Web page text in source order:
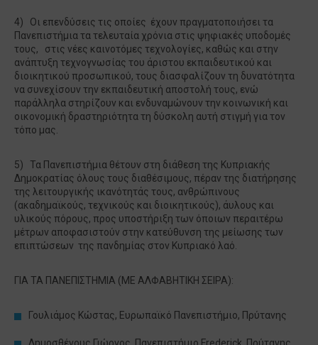
4) Οι επενδύσεις τις οποίες έχουν πραγματοποιήσει τα
Πανεπιστήμια τα τελευταία χρόνια στις ψηφιακές υποδομές
τους, στις νέες καινοτόμες τεχνολογίες, καθώς και στην
ανάπτυξη τεχνογνωσίας του άριστου εκπαιδευτικού και
διοικητικού προσωπικού, τους διασφαλίζουν τη δυνατότητα
να συνεχίσουν την εκπαιδευτική αποστολή τους, ενώ
παράλληλα στηρίζουν και ενδυναμώνουν την κοινωνική και
οικονομική δραστηριότητα τη δύσκολη αυτή στιγμή για τον
τόπο μας.
5) Τα Πανεπιστήμια θέτουν στη διάθεση της Κυπριακής
Δημοκρατίας όλους τους διαθέσιμους, πέραν της διατήρησης
της λειτουργικής ικανότητάς τους, ανθρώπινους
(ακαδημαϊκούς, τεχνικούς και διοικητικούς), άυλους και
υλικούς πόρους, προς υποστήριξη των όποιων περαιτέρω
μέτρων αποφασιστούν στην κατεύθυνση της μείωσης των
επιπτώσεων της πανδημίας στον Κυπριακό λαό.
ΓΙΑ ΤΑ ΠΑΝΕΠΙΣΤΗΜΙΑ (ΜΕ ΑΛΦΑΒΗΤΙΚΗ ΣΕΙΡΑ):
Γουλιάμος Κώστας, Ευρωπαϊκό Πανεπιστήμιο, Πρύτανης